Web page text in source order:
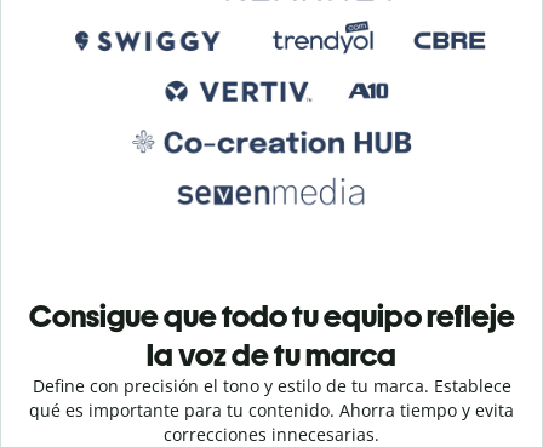
Consigue que todo tu equipo refleje
la voz de tu marca
Define con precisión el tono y estilo de tu marca. Establece
qué es importante para tu contenido. Ahorra tiempo y evita
correcciones innecesarias.